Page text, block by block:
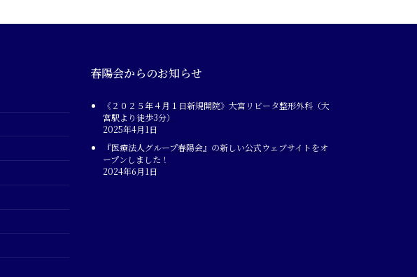
春陽会からのお知らせ
《２０２５年４月１日新規開院》大宮リビータ整形外科（大
宮駅より徒歩3分）
2025年4月1日
『医療法人グループ春陽会』の新しい公式ウェブサイトをオ
ープンしました！
2024年6月1日